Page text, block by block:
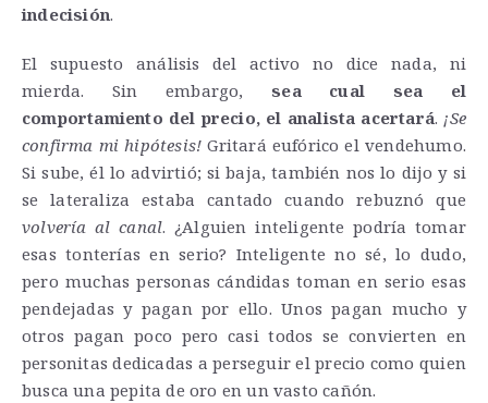
indecisión.
El supuesto análisis del activo no dice nada, ni
mierda. Sin embargo, sea cual sea el
comportamiento del precio, el analista acertará. ¡Se
confirma mi hipótesis! Gritará eufórico el vendehumo.
Si sube, él lo advirtió; si baja, también nos lo dijo y si
se lateraliza estaba cantado cuando rebuznó que
volvería al canal. ¿Alguien inteligente podría tomar
esas tonterías en serio? Inteligente no sé, lo dudo,
pero muchas personas cándidas toman en serio esas
pendejadas y pagan por ello. Unos pagan mucho y
otros pagan poco pero casi todos se convierten en
personitas dedicadas a perseguir el precio como quien
busca una pepita de oro en un vasto cañón.